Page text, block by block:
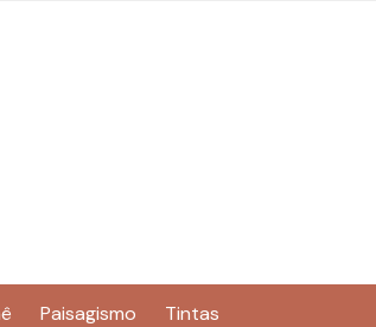
Paisagismo Tintas